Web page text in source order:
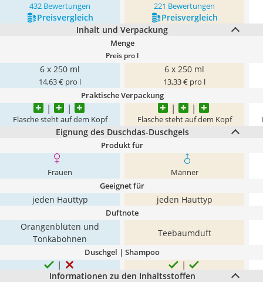
432 Bewertungen 221 Bewertungen
Preis­vergleich
Preis­vergleich
Inhalt und Verpackung
Menge
Preis pro l
6 x 250 ml
14,63 € pro l
6 x 250 ml
13,33 € pro l
Praktische Verpackung
Flasche steht auf dem Kopf Flasche steht auf dem Kopf
Eignung des Duschdas-Duschgels
Produkt für
Frauen Männer
Geeignet für
jeden Hauttyp jeden Hauttyp
Duftnote
Orangenblüten und
Tonkabohnen
Teebaumduft
Duschgel | Shampoo
Informationen zu den Inhaltsstoffen